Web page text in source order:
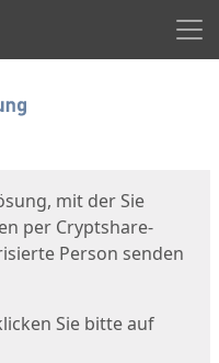
mit der Sie
per Cryptshare-
Person senden
Sie bitte auf